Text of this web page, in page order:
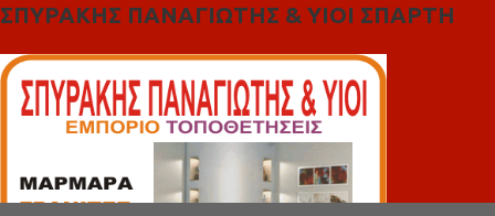
ΣΠΥΡΑΚΗΣ ΠΑΝΑΓΙΩΤΗΣ & YIOI ΣΠΑΡΤΗ